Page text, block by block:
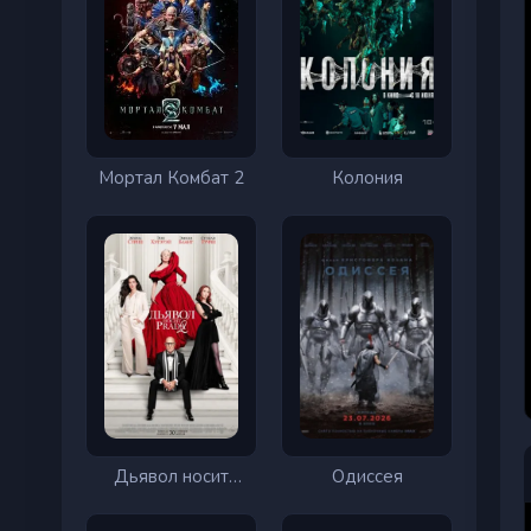
Мортал Комбат 2 Колония
Дьявол носит
Одиссея